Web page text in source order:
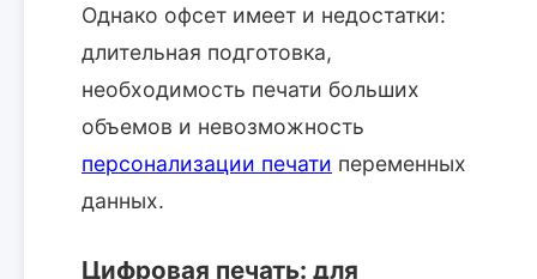
Однако офсет имеет и недостатки:
длительная подготовка,
необходимость печати больших
объемов и невозможность
персонализации печати переменных
данных.
Цифровая печать: для